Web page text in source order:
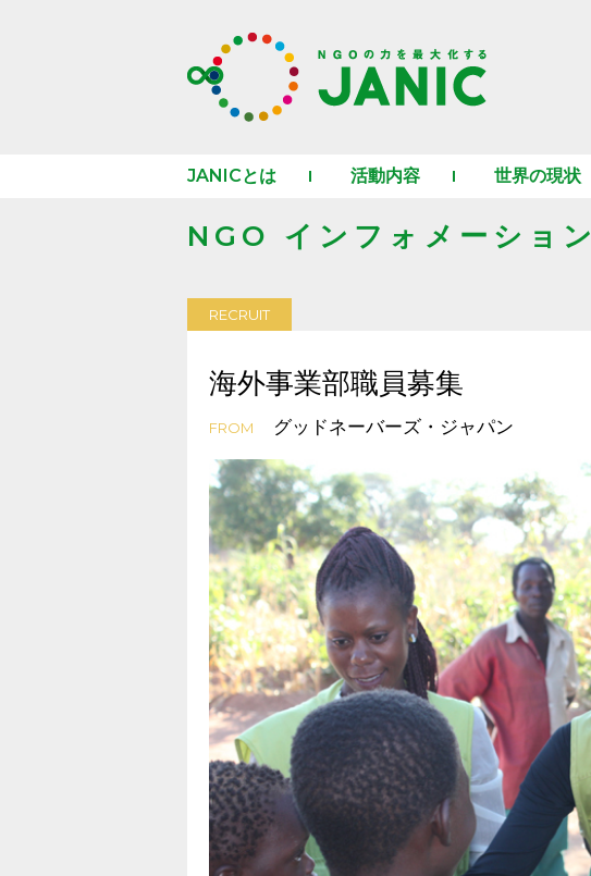
JANICとは 活動内容 世界の現状
NGO インフォメーション
RECRUIT
海外事業部職員募集
FROM グッドネーバーズ・ジャパン